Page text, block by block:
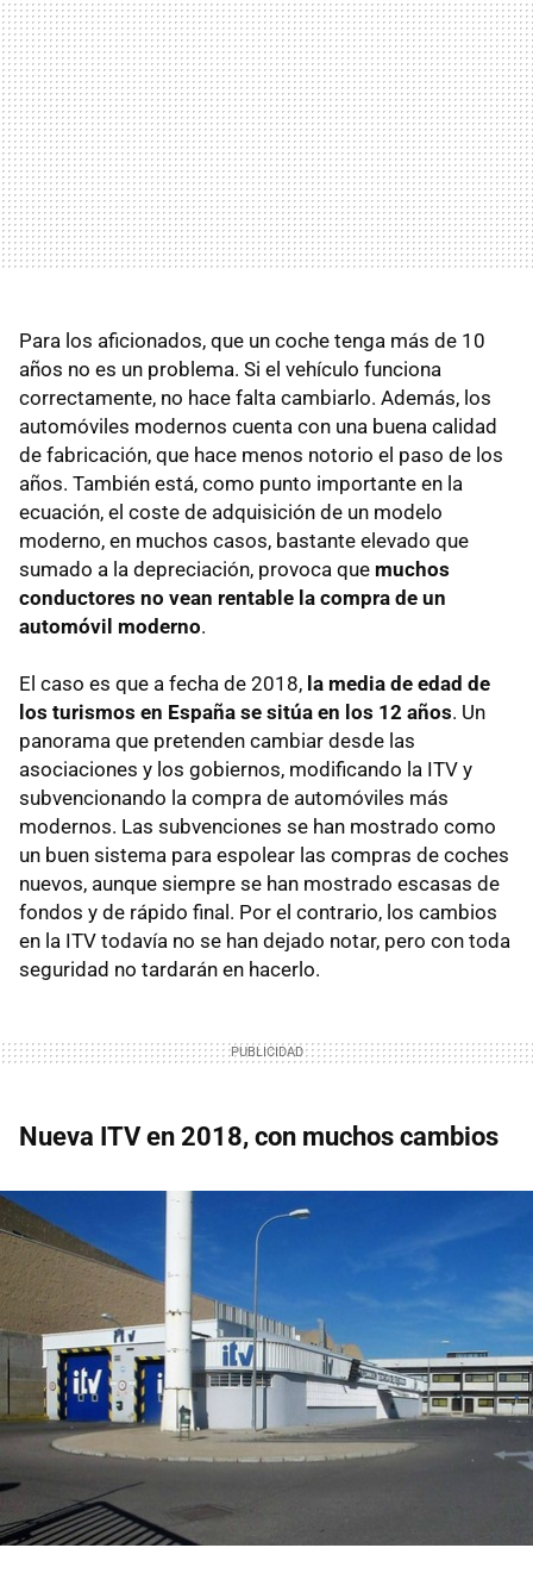
Para los aficionados, que un coche tenga más de 10
años no es un problema. Si el vehículo funciona
correctamente, no hace falta cambiarlo. Además, los
automóviles modernos cuenta con una buena calidad
de fabricación, que hace menos notorio el paso de los
años. También está, como punto importante en la
ecuación, el coste de adquisición de un modelo
moderno, en muchos casos, bastante elevado que
sumado a la depreciación, provoca que muchos
conductores no vean rentable la compra de un
automóvil moderno.
El caso es que a fecha de 2018, la media de edad de
los turismos en España se sitúa en los 12 años. Un
panorama que pretenden cambiar desde las
asociaciones y los gobiernos, modificando la ITV y
subvencionando la compra de automóviles más
modernos. Las subvenciones se han mostrado como
un buen sistema para espolear las compras de coches
nuevos, aunque siempre se han mostrado escasas de
fondos y de rápido final. Por el contrario, los cambios
en la ITV todavía no se han dejado notar, pero con toda
seguridad no tardarán en hacerlo.
Nueva ITV en 2018, con muchos cambios